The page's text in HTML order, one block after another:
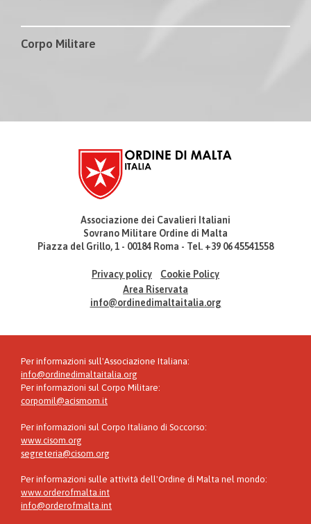
Corpo Militare
Associazione dei Cavalieri Italiani
Sovrano Militare Ordine di Malta
Piazza del Grillo, 1 - 00184 Roma - Tel. +39 06 45541558
Privacy policy
Cookie Policy
Area Riservata
info@ordinedimaltaitalia.org
Per informazioni sull'Associazione Italiana:
info@ordinedimaltaitalia.org
Per informazioni sul Corpo Militare:
corpomil@acismom.it
Per informazioni sul Corpo Italiano di Soccorso:
www.cisom.org
segreteria@cisom.org
Per informazioni sulle attività dell'Ordine di Malta nel mondo:
www.orderofmalta.int
info@orderofmalta.int